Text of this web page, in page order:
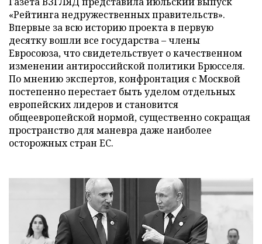
«Рейтинга недружественных правительств».
Впервые за всю историю проекта в первую
десятку вошли все государства – члены
Евросоюза, что свидетельствует о качественном
изменении антироссийской политики Брюсселя.
По мнению экспертов, конфронтация с Москвой
постепенно перестает быть уделом отдельных
европейских лидеров и становится
общеевропейской нормой, существенно сокращая
пространство для маневра даже наиболее
осторожных стран ЕС.